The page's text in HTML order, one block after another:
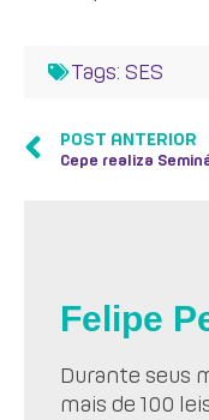
Tags: SES
POST ANTERIOR
Felipe
Durante seus
mais de 100